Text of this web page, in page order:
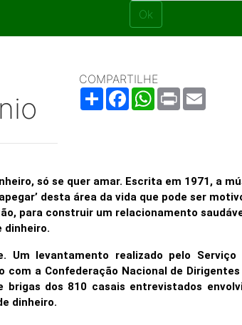
Ok
COMPARTILHE
ShareFacebookWhatsApp
Print
só se quer amar. Escrita em 1971, a
desta área da vida que pode ser
para construir um relacionamento
dinheiro.
Um levantamento realizado pelo
com a Confederação Nacional de
brigas dos 810 casais entrevistados
dinheiro.